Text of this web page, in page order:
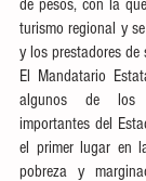
de pesos, con la
turismo regional y
y los prestadores de
El Mandatario
algunos de los
importantes del
el primer lugar en
pobreza y